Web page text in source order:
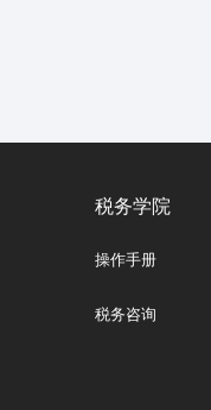
税务学院
操作手册
税务咨询